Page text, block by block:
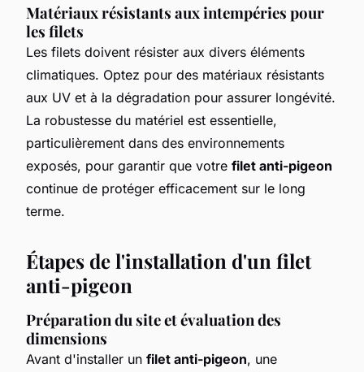
Matériaux résistants aux intempéries pour
les filets
Les filets doivent résister aux divers éléments
climatiques. Optez pour des matériaux résistants
aux UV et à la dégradation pour assurer longévité.
La robustesse du matériel est essentielle,
particulièrement dans des environnements
exposés, pour garantir que votre filet anti-pigeon
continue de protéger efficacement sur le long
terme.
Étapes de l'installation d'un filet
anti-pigeon
Préparation du site et évaluation des
dimensions
Avant d'installer un filet anti-pigeon, une